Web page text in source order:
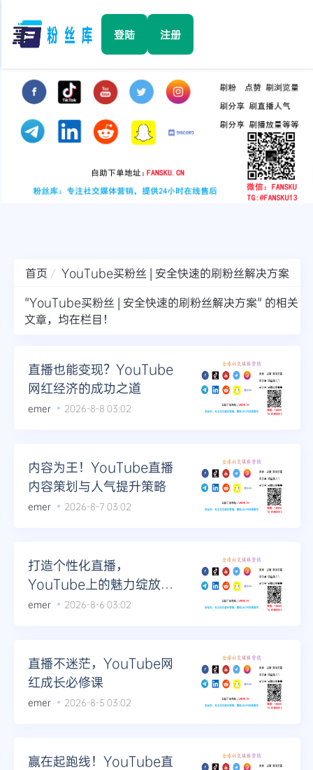
☰ 登陆 注册
Facebook
TikTok
YouTube
Twitter
更多
首页
YouTube买粉丝 | 安全快速的刷粉丝解决方案
"YouTube买粉丝 | 安全快速的刷粉丝解决方案" 的相关
文章，均在栏目！
直播也能变现？YouTube
网红经济的成功之道
emer 2026-8-8 03:02
内容为王！YouTube直播
内容策划与人气提升策略
emer 2026-8-7 03:02
打造个性化直播，
YouTube上的魅力绽放秘
诀
emer 2026-8-6 03:02
直播不迷茫，YouTube网
红成长必修课
emer 2026-8-5 03:02
赢在起跑线！YouTube直